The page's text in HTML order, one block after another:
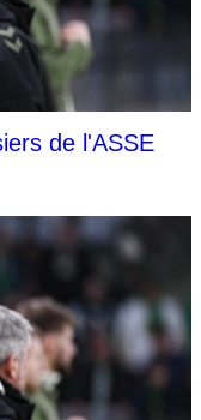
de l'ASSE